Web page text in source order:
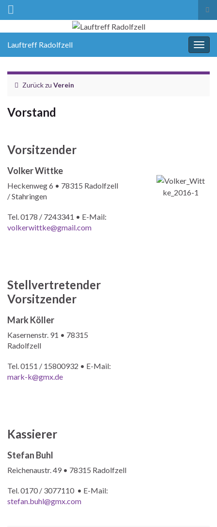
Lauftreff Radolfzell
Zurück zu Verein
Vorstand
Vorsitzender
Volker Wittke
Heckenweg 6 • 78315 Radolfzell
/ Stahringen
Tel. 0178 / 7243341 • E-Mail:
volkerwittke@gmail.com
Stellvertretender
Vorsitzender
Mark Köller
Kasernenstr. 91 • 78315
Radolfzell
Tel. 0151 / 15800932 • E-Mail:
mark-k@gmx.de
Kassierer
Stefan Buhl
Reichenaustr. 49 • 78315 Radolfzell
Tel. 0170 / 3077110 • E-Mail:
stefan.buhl@gmx.com